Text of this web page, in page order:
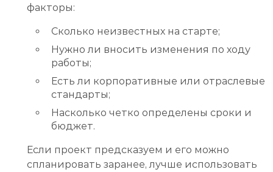
факторы:
Сколько неизвестных на старте;
Нужно ли вносить изменения по ходу
работы;
Есть ли корпоративные или отраслевые
стандарты;
Насколько четко определены сроки и
бюджет.
Если проект предсказуем и его можно
спланировать заранее, лучше использовать